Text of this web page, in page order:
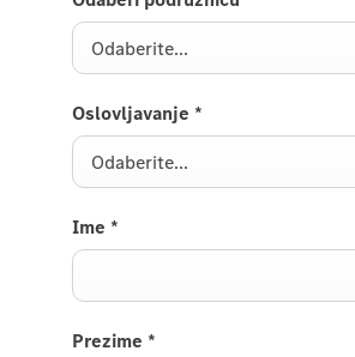
Odaberite...
Oslovljavanje *
Odaberite...
Ime *
Prezime *